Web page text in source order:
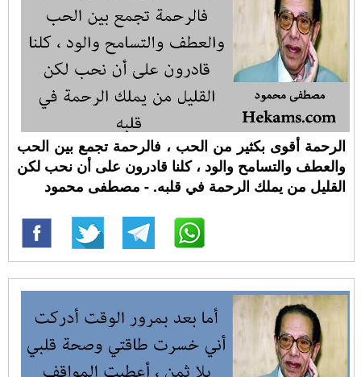
الرحمة أقوى بكثير من الحب ، فالرحمة تجمع بين الحب
والعطف والتسامح والود ، كلنا قادرون على أن نحب لكن
القليل من يملك الرحمة في قلبه. - مصطفى محمود